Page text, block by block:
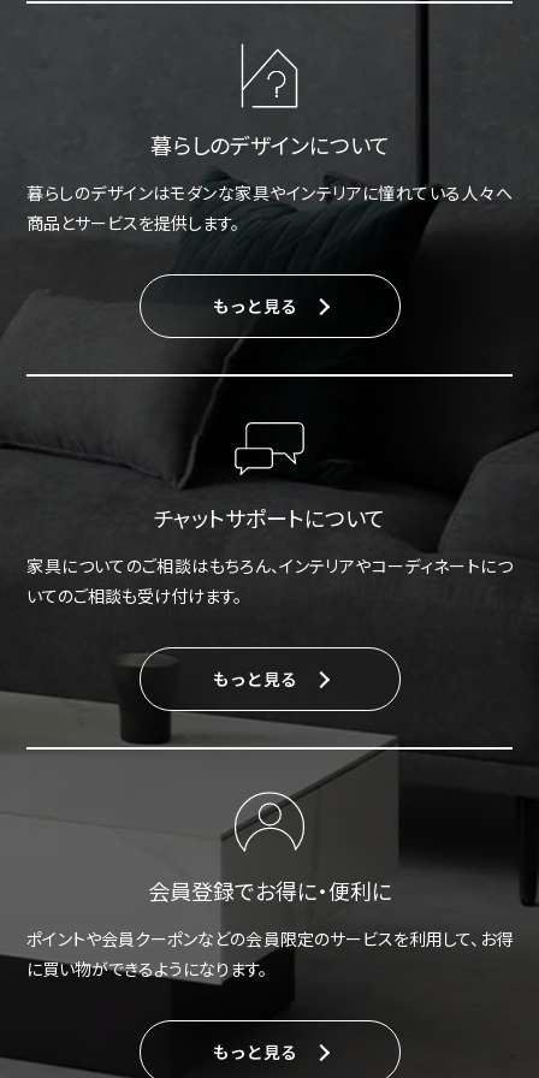
暮らしのデザインについて
暮らしのデザインはモダンな家具やインテリアに憧れている人々へ
商品とサービスを提供します。
もっと見る
チャットサポートについて
家具についてのご相談はもちろん、インテリアやコーディネートにつ
いてのご相談も受け付けます。
もっと見る
会員登録でお得に・便利に
ポイントや会員クーポンなどの会員限定のサービスを利用して、お得
に買い物ができるようになります。
もっと見る